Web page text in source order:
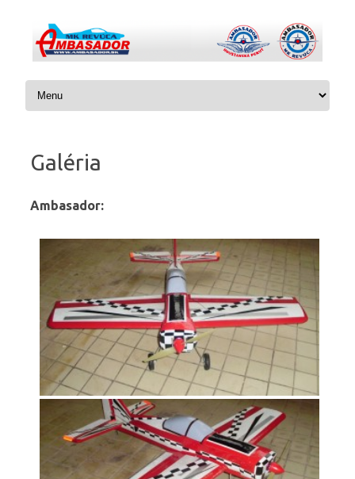
Preskočiť na obsah
Galéria
Ambasador: